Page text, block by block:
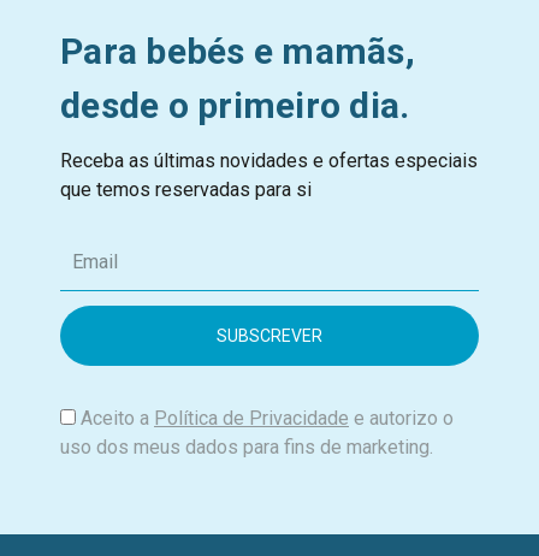
Para bebés e mamãs,
desde o primeiro dia.
Receba as últimas novidades e ofertas especiais
que temos reservadas para si
m
i
Aceito a Política de Privacidade e autorizo o
uso dos meus dados para fins de marketing.